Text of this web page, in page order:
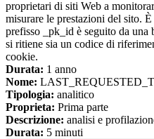
proprietari di siti Web a
misurare le prestazioni del sito.
prefisso _pk_id è seguito da una
si ritiene sia un codice di
cookie.
Durata: 1 anno
Nome:
Tipologia: analitico
Proprieta: Prima parte
Descrizione: analisi e
Durata: 5 minuti